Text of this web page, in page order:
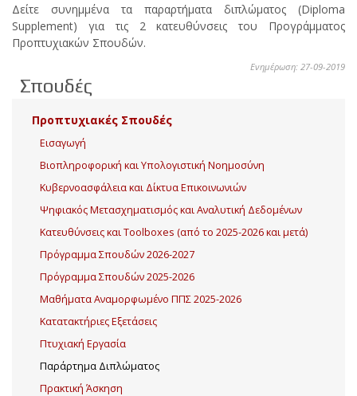
Δείτε συνημμένα τα παραρτήματα διπλώματος (Diploma
Supplement) για τις 2 κατευθύνσεις του Προγράμματος
Προπτυχιακών Σπουδών.
Ενημέρωση: 27-09-2019
Σπουδές
Προπτυχιακές Σπουδές
Εισαγωγή
Βιοπληροφορική και Υπολογιστική Νοημοσύνη
Κυβερνοασφάλεια και Δίκτυα Επικοινωνιών
Ψηφιακός Μετασχηματισμός και Αναλυτική Δεδομένων
Κατευθύνσεις και Toolboxes (από το 2025-2026 και μετά)
Πρόγραμμα Σπουδών 2026-2027
Πρόγραμμα Σπουδών 2025-2026
Μαθήματα Αναμορφωμένο ΠΠΣ 2025-2026
Κατατακτήριες Εξετάσεις
Πτυχιακή Εργασία
Παράρτημα Διπλώματος
Πρακτική Άσκηση